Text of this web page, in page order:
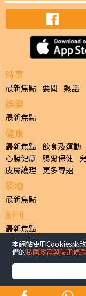
時事
最新焦點 要聞 熱話
娛樂
最新焦點
健康
最新焦點 飲食及運動
心臟健康 腸胃保健
皮膚護理 更多專題
寵物
最新焦點
副刊
最新焦點
日報
揭頁版 港聞 財經/地
生活副刊
本網站使用Cookies來
們的私隱政策與使用條